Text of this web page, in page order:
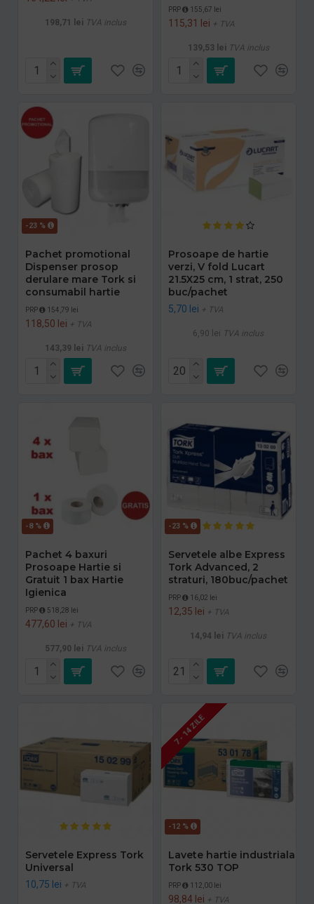
198,71 lei TVA inclus
PRP 155,67 lei
115,31 lei + TVA
139,53 lei TVA inclus
-23 %
Pachet promotional
Dispenser prosop
derulare mare Tork si
consumabil hartie
PRP 154,79 lei
118,50 lei + TVA
143,39 lei TVA inclus
Prosoape de hartie
verzi, V fold Lucart
21.5X25 cm, 1 strat, 250
buc/pachet
5,70 lei + TVA
6,90 lei TVA inclus
-8 %
Pachet 4 baxuri
Prosoape Hartie si
Gratuit 1 bax Hartie
Igienica
PRP 518,28 lei
477,60 lei + TVA
577,90 lei TVA inclus
-23 %
Servetele albe Express
Tork Advanced, 2
straturi, 180buc/pachet
PRP 16,02 lei
12,35 lei + TVA
14,94 lei TVA inclus
Servetele Express Tork
Universal
10,75 lei + TVA
-12 %
7 - 14 ZILE
Lavete hartie industriala
Tork 530 TOP
PRP 112,00 lei
98,84 lei + TVA